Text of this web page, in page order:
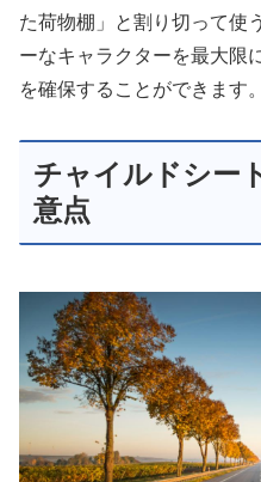
た荷物棚」と割り切って使
ーなキャラクターを最大限
を確保することができます。
チャイルドシー
意点